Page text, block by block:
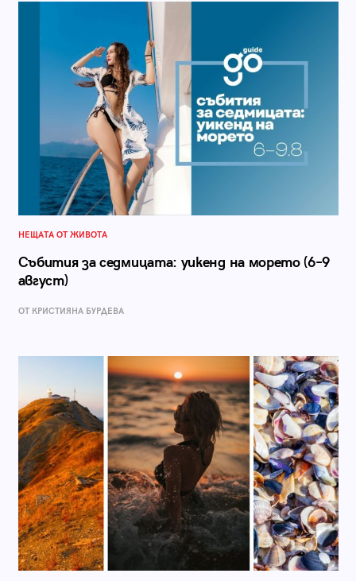
НЕЩАТА ОТ ЖИВОТА
Събития за седмицата: уикенд на морето (6–9
август)
ОТ КРИСТИЯНА БУРДЕВА